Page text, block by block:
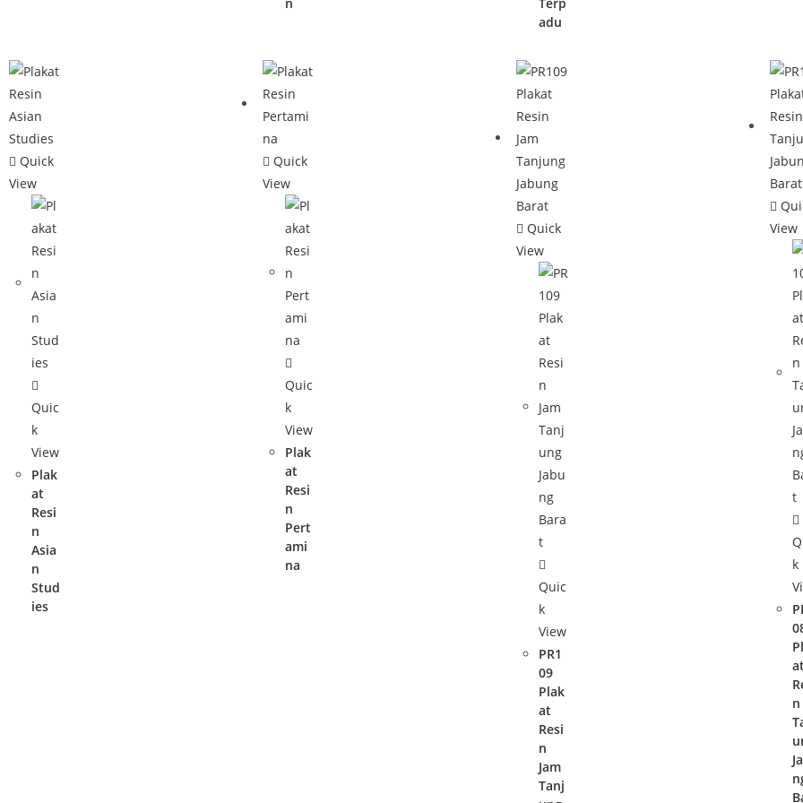
adu
Quick
View
Quic
k
View
Plak
at
Resi
n
Asia
n
Stud
ies
Quick
View
Quic
k
View
Plak
at
Resi
n
Pert
ami
na
Quick
View
Quic
k
View
PR1
09
Plak
at
Resi
n
Jam
Tanj
View
k
n